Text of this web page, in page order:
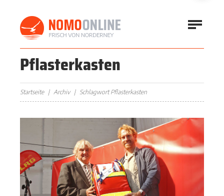
Pflasterkasten
Startseite Archiv Schlagwort Pflasterkasten